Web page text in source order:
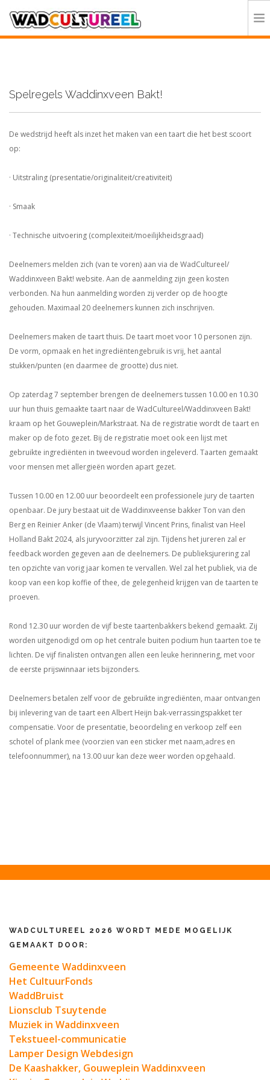
DEELNEMERS
DOE MEE
CONTACT
ORGANISATIE
Spelregels Waddinxveen Bakt!
De wedstrijd heeft als inzet het maken van een taart die het best scoort
op:
· Uitstraling (presentatie/originaliteit/creativiteit)
· Smaak
· Technische uitvoering (complexiteit/moeilijkheidsgraad)
Deelnemers melden zich (van te voren) aan via de WadCultureel/
Waddinxveen Bakt! website. Aan de aanmelding zijn geen kosten
verbonden. Na hun aanmelding worden zij verder op de hoogte
gehouden. Maximaal 20 deelnemers kunnen zich inschrijven.
Deelnemers maken de taart thuis. De taart moet voor 10 personen zijn.
De vorm, opmaak en het ingrediëntengebruik is vrij, het aantal
stukken/punten (en daarmee de grootte) dus niet.
Op zaterdag 7 september brengen de deelnemers tussen 10.00 en 10.30
uur hun thuis gemaakte taart naar de WadCultureel/Waddinxveen Bakt!
kraam op het Gouweplein/Markstraat. Na de registratie wordt de taart en
maker op de foto gezet. Bij de registratie moet ook een lijst met
gebruikte ingrediënten in tweevoud worden ingeleverd. Taarten gemaakt
voor mensen met allergieën worden apart gezet.
Tussen 10.00 en 12.00 uur beoordeelt een professionele jury de taarten
openbaar. De jury bestaat uit de Waddinxveense bakker Ton van den
Berg en Reinier Anker (de Vlaam) terwijl Vincent Prins, finalist van Heel
Holland Bakt 2024, als juryvoorzitter zal zijn. Tijdens het jureren zal er
feedback worden gegeven aan de deelnemers. De publieksjurering zal
ten opzichte van vorig jaar komen te vervallen. Wel zal het publiek, via de
koop van een kop koffie of thee, de gelegenheid krijgen van de taarten te
proeven.
Rond 12.30 uur worden de vijf beste taartenbakkers bekend gemaakt. Zij
worden uitgenodigd om op het centrale buiten podium hun taarten toe te
lichten. De vijf finalisten ontvangen allen een leuke herinnering, met voor
de eerste prijswinnaar iets bijzonders.
Deelnemers betalen zelf voor de gebruikte ingrediënten, maar ontvangen
bij inlevering van de taart een Albert Heijn bak-verrassingspakket ter
compensatie. Voor de presentatie, beoordeling en verkoop zelf een
schotel of plank mee (voorzien van een sticker met naam,adres en
telefoonnummer), na 13.00 uur kan deze weer worden opgehaald.
WADCULTUREEL 2026 WORDT MEDE MOGELIJK
GEMAAKT DOOR:
Gemeente Waddinxveen
Het CultuurFonds
WaddBruist
Lionsclub Tsuytende
Muziek in Waddinxveen
Tekstueel-communicatie
Lamper Design Webdesign
De Kaashakker, Gouweplein Waddinxveen